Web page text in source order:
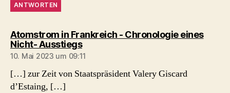
ANTWORTEN
Atomstrom in Frankreich - Chronologie eines
Nicht- Ausstiegssagt:
10. Mai 2023 um 09:11
[…] zur Zeit von Staatspräsident Valery Giscard
d’Estaing, […]